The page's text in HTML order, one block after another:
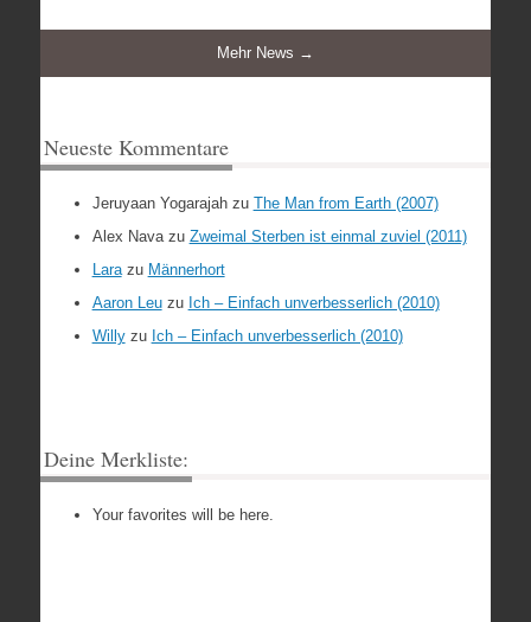
Mehr News →
Neueste Kommentare
Jeruyaan Yogarajahzu The Man from Earth (2007)
Alex Navazu Zweimal Sterben ist einmal zuviel (2011)
Larazu Männerhort
Aaron Leuzu Ich – Einfach unverbesserlich (2010)
Willyzu Ich – Einfach unverbesserlich (2010)
Deine Merkliste:
Your favorites will be here.